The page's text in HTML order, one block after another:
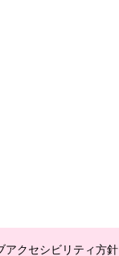
アクセシビリティ方針